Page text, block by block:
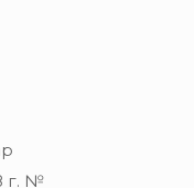
г. №